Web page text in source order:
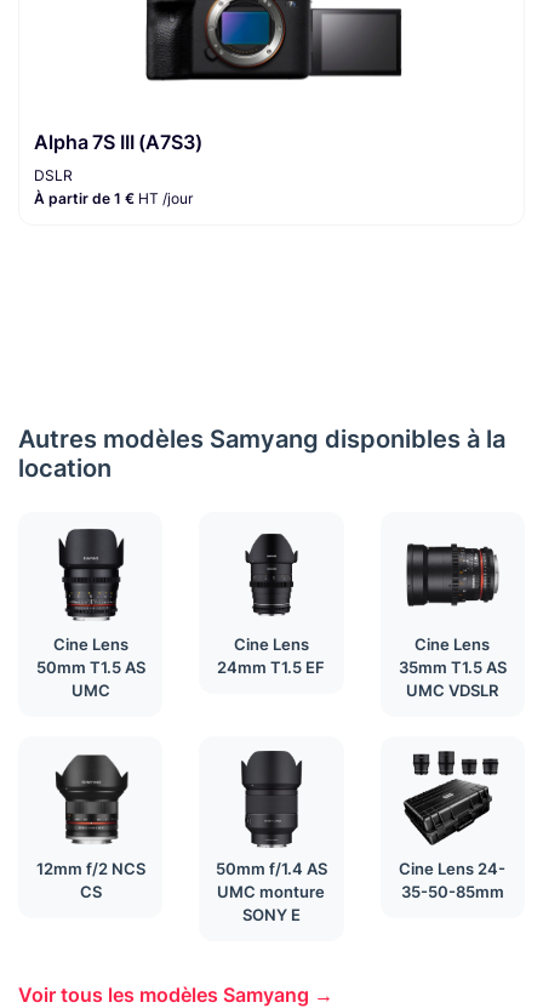
Alpha 7S III (A7S3)
DSLR
À partir de 1 € HT /jour
Autres modèles Samyang disponibles à la
location
Cine Lens
50mm T1.5 AS
UMC
Cine Lens
24mm T1.5 EF
Cine Lens
35mm T1.5 AS
UMC VDSLR
12mm f/2 NCS
CS
50mm f/1.4 AS
UMC monture
SONY E
Cine Lens 24-
35-50-85mm
Voir tous les modèles Samyang →